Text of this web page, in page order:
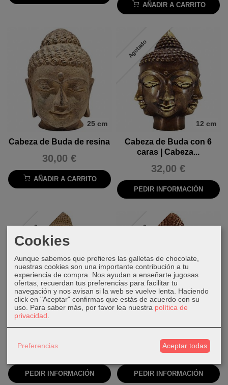
AÑADIR A CARRITO
25 cm
Cabeza de Buda de resina
30,00 €
AÑADIR A CARRITO
Agotado
12 cm
Cabeza de Buda con 6
caras | Cabeza...
32,00 €
PEDIR INFORMACIÓN
Agotado
20 cm
Cabeza de Buda de
PEDIR INFORMACIÓN
Agotado
Cabeza de Buda de
90,00 €
PEDIR INFORMACIÓN
Cookies
Aunque sabemos que prefieres las galletas de chocolate,
nuestras cookies son una importante contribución a tu
experiencia de compra. Nos ayudan a enseñarte jugosas
ofertas, recuerdan tus preferencias para facilitar tu
navegación y nos avisan si la web se vuelve lenta. Haciendo
click en "Aceptar" confirmas que estás de acuerdo con su
uso. Para saber más, por favor lea nuestra política de
privacidad
Preferencias Aceptar todas